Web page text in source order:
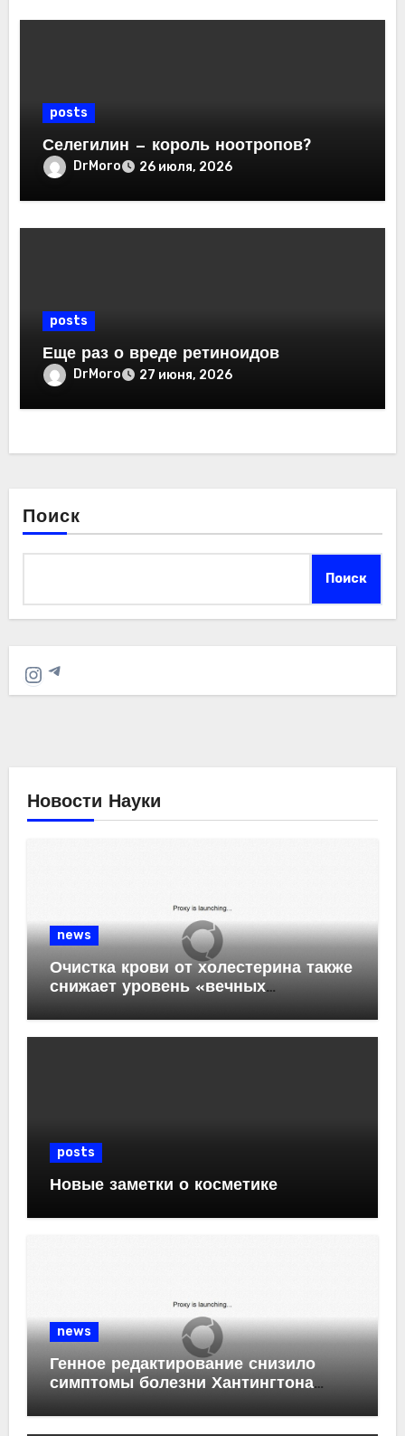
posts
Селегилин — король ноотропов?
DrMoro 26 июля, 2026
posts
Еще раз о вреде ретиноидов
DrMoro 27 июня, 2026
Поиск
Поиск
Instagram
Telegram
Новости Науки
news
Очистка крови от холестерина также
снижает уровень «вечных
posts
Новые заметки о косметике
news
Генное редактирование снизило
симптомы болезни Хантингтона